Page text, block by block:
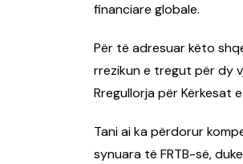
financiare globale.
Për të adresuar këto
rrezikun e tregut për dy
Rregullorja për Kërkesat
Tani ai ka përdorur
synuara të FRTB-së,